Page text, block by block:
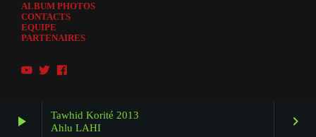
play_arrow
Tawhid Korité 2013
Ahlu LAHI
keyboard_arrow_right
ALBUM PHOTOS
CONTACTS
EQUIPE
PARTENAIRES